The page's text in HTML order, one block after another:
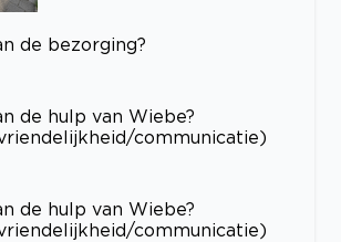
de bezorging?
de hulp van Wiebe?
communicatie)
de hulp van Wiebe?
communicatie)